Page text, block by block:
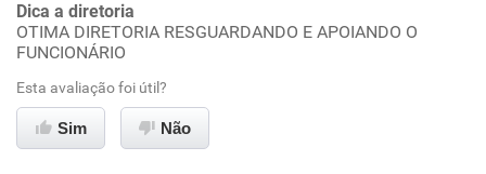
Benefícios
Recomenda esta empresa
Recomenda a diretoria
Dica a diretoria
OTIMA DIRETORIA RESGUARDANDO E APOIANDO O
FUNCIONÁRIO
Esta avaliação foi útil?
Sim Não